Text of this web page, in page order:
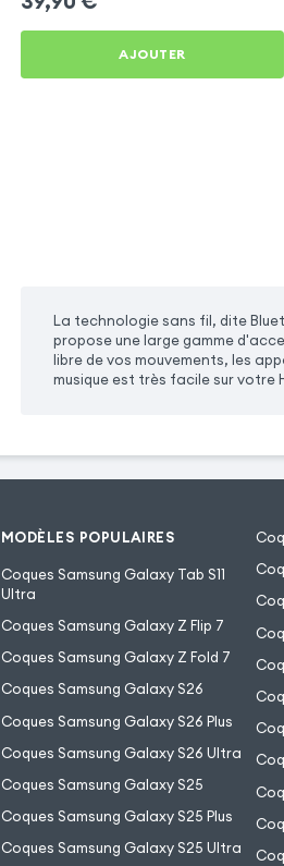
AJOUTER
La technologie sans fil, dite
propose une large gamme
libre de vos mouvements, les
musique est très facile sur votre
MODÈLES POPULAIRES
Coques Samsung Galaxy Tab S11
Ultra
Coques Samsung Galaxy Z Flip 7
Coques Samsung Galaxy Z Fold 7
Coques Samsung Galaxy S26
Coques Samsung Galaxy S26 Plus
Coques Samsung Galaxy S26 Ultra
Coques Samsung Galaxy S25
Coques Samsung Galaxy S25 Plus
Coques Samsung Galaxy S25 Ultra